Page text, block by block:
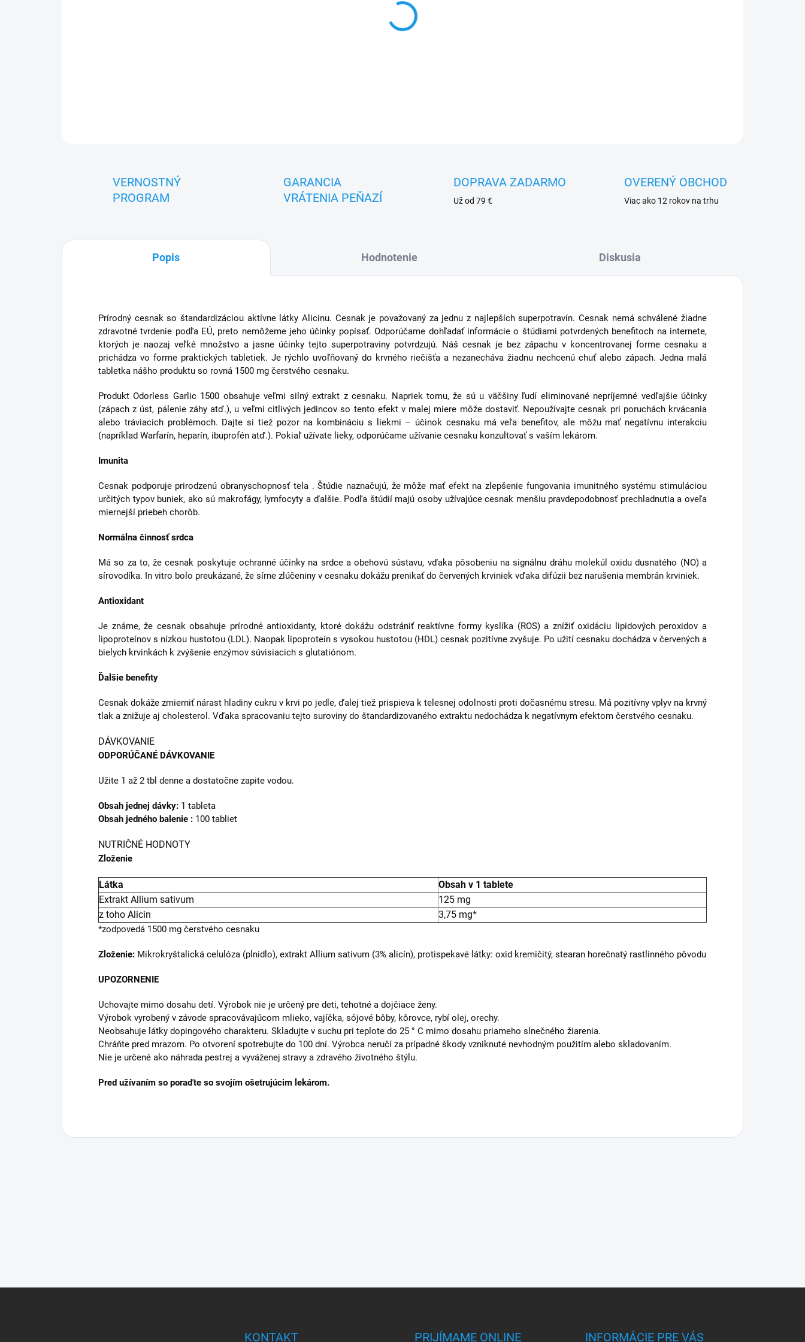
VERNOSTNÝ
PROGRAM
GARANCIA
VRÁTENIA PEŇAZÍ
DOPRAVA ZADARMO
Už od 79 €
OVERENÝ OBCHOD
Viac ako 12 rokov na trhu
Popis Hodnotenie Diskusia
Prírodný cesnak so štandardizáciou aktívne látky Alicinu. Cesnak je považovaný za jednu z najlepších superpotravín. Cesnak nemá schválené žiadne
zdravotné tvrdenie podľa EÚ, preto nemôžeme jeho účinky popísať. Odporúčame dohľadať informácie o štúdiami potvrdených benefitoch na internete,
ktorých je naozaj veľké množstvo a jasne účinky tejto superpotraviny potvrdzujú. Náš cesnak je bez zápachu v koncentrovanej forme cesnaku a
prichádza vo forme praktických tabletiek. Je rýchlo uvoľňovaný do krvného riečišťa a nezanecháva žiadnu nechcenú chuť alebo zápach. Jedna malá
tabletka nášho produktu so rovná 1500 mg čerstvého cesnaku.
Produkt Odorless Garlic 1500 obsahuje veľmi silný extrakt z cesnaku. Napriek tomu, že sú u väčšiny ľudí eliminované nepríjemné vedľajšie účinky
(zápach z úst, pálenie záhy atď.), u veľmi citlivých jedincov so tento efekt v malej miere môže dostaviť. Nepoužívajte cesnak pri poruchách krvácania
alebo tráviacich problémoch. Dajte si tiež pozor na kombináciu s liekmi – účinok cesnaku má veľa benefitov, ale môžu mať negatívnu interakciu
(napríklad Warfarín, heparín, ibuprofén atď.). Pokiaľ užívate lieky, odporúčame užívanie cesnaku konzultovať s vaším lekárom.
Imunita
Cesnak podporuje prirodzenú obranyschopnosť tela . Štúdie naznačujú, že môže mať efekt na zlepšenie fungovania imunitného systému stimuláciou
určitých typov buniek, ako sú makrofágy, lymfocyty a ďalšie. Podľa štúdií majú osoby užívajúce cesnak menšiu pravdepodobnosť prechladnutia a oveľa
miernejší priebeh chorôb.
Normálna činnosť srdca
Má so za to, že cesnak poskytuje ochranné účinky na srdce a obehovú sústavu, vďaka pôsobeniu na signálnu dráhu molekúl oxidu dusnatého (NO) a
sírovodíka. In vitro bolo preukázané, že sírne zlúčeniny v cesnaku dokážu prenikať do červených krviniek vďaka difúzii bez narušenia membrán krviniek.
Antioxidant
Je známe, že cesnak obsahuje prírodné antioxidanty, ktoré dokážu odstrániť reaktívne formy kyslíka (ROS) a znížiť oxidáciu lipidových peroxidov a
lipoproteínov s nízkou hustotou (LDL). Naopak lipoproteín s vysokou hustotou (HDL) cesnak pozitívne zvyšuje. Po užití cesnaku dochádza v červených a
bielych krvinkách k zvýšenie enzýmov súvisiacich s glutatiónom.
Ďalšie benefity
Cesnak dokáže zmierniť nárast hladiny cukru v krvi po jedle, ďalej tiež prispieva k telesnej odolnosti proti dočasnému stresu. Má pozitívny vplyv na krvný
tlak a znižuje aj cholesterol. Vďaka spracovaniu tejto suroviny do štandardizovaného extraktu nedochádza k negatívnym efektom čerstvého cesnaku.
DÁVKOVANIE
ODPORÚČANÉ DÁVKOVANIE
Užite 1 až 2 tbl denne a dostatočne zapite vodou.
Obsah jednej dávky: 1 tableta
Obsah jedného balenie : 100 tabliet
NUTRIČNÉ HODNOTY
Zloženie
Látka
Obsah v 1 tablete
Extrakt Allium sativum
125 mg
z toho Alicin
3,75 mg*
*zodpovedá 1500 mg čerstvého cesnaku
Zloženie: Mikrokryštalická celulóza (plnidlo), extrakt Allium sativum (3% alicín), protispekavé látky: oxid kremičitý, stearan horečnatý rastlinného pôvodu
UPOZORNENIE
Uchovajte mimo dosahu detí. Výrobok nie je určený pre deti, tehotné a dojčiace ženy.
Výrobok vyrobený v závode spracovávajúcom mlieko, vajíčka, sójové bôby, kôrovce, rybí olej, orechy.
Neobsahuje látky dopingového charakteru. Skladujte v suchu pri teplote do 25 ° C mimo dosahu priameho slnečného žiarenia.
Chráňte pred mrazom. Po otvorení spotrebujte do 100 dní. Výrobca neručí za prípadné škody vzniknuté nevhodným použitím alebo skladovaním.
Nie je určené ako náhrada pestrej a vyváženej stravy a zdravého životného štýlu.
Pred užívaním so poraďte so svojím ošetrujúcim lekárom.
KONTAKT
PRIJÍMAME ONLINE
INFORMÁCIE PRE VÁS